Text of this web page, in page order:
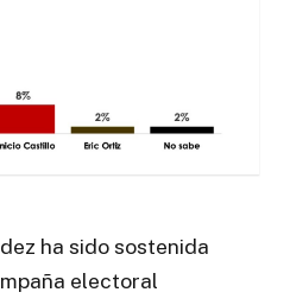
ha sido sostenida
electoral